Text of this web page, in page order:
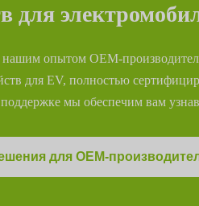
для
нашим опытом OEM-
для EV, полностью
мы обеспечим вам
для OEM-